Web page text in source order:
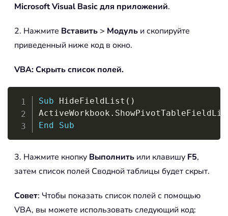
Microsoft Visual Basic для приложений.
2. Нажмите Вставить > Модуль и скопируйте
приведенный ниже код в окно.
VBA: Скрыть список полей.
Sub HideFieldList ( )
ActiveWorkbook .
End
Sub
3. Нажмите кнопку Выполнить или клавишу F5,
затем список полей Сводной таблицы будет скрыт.
Совет: Чтобы показать список полей с помощью
VBA, вы можете использовать следующий код: